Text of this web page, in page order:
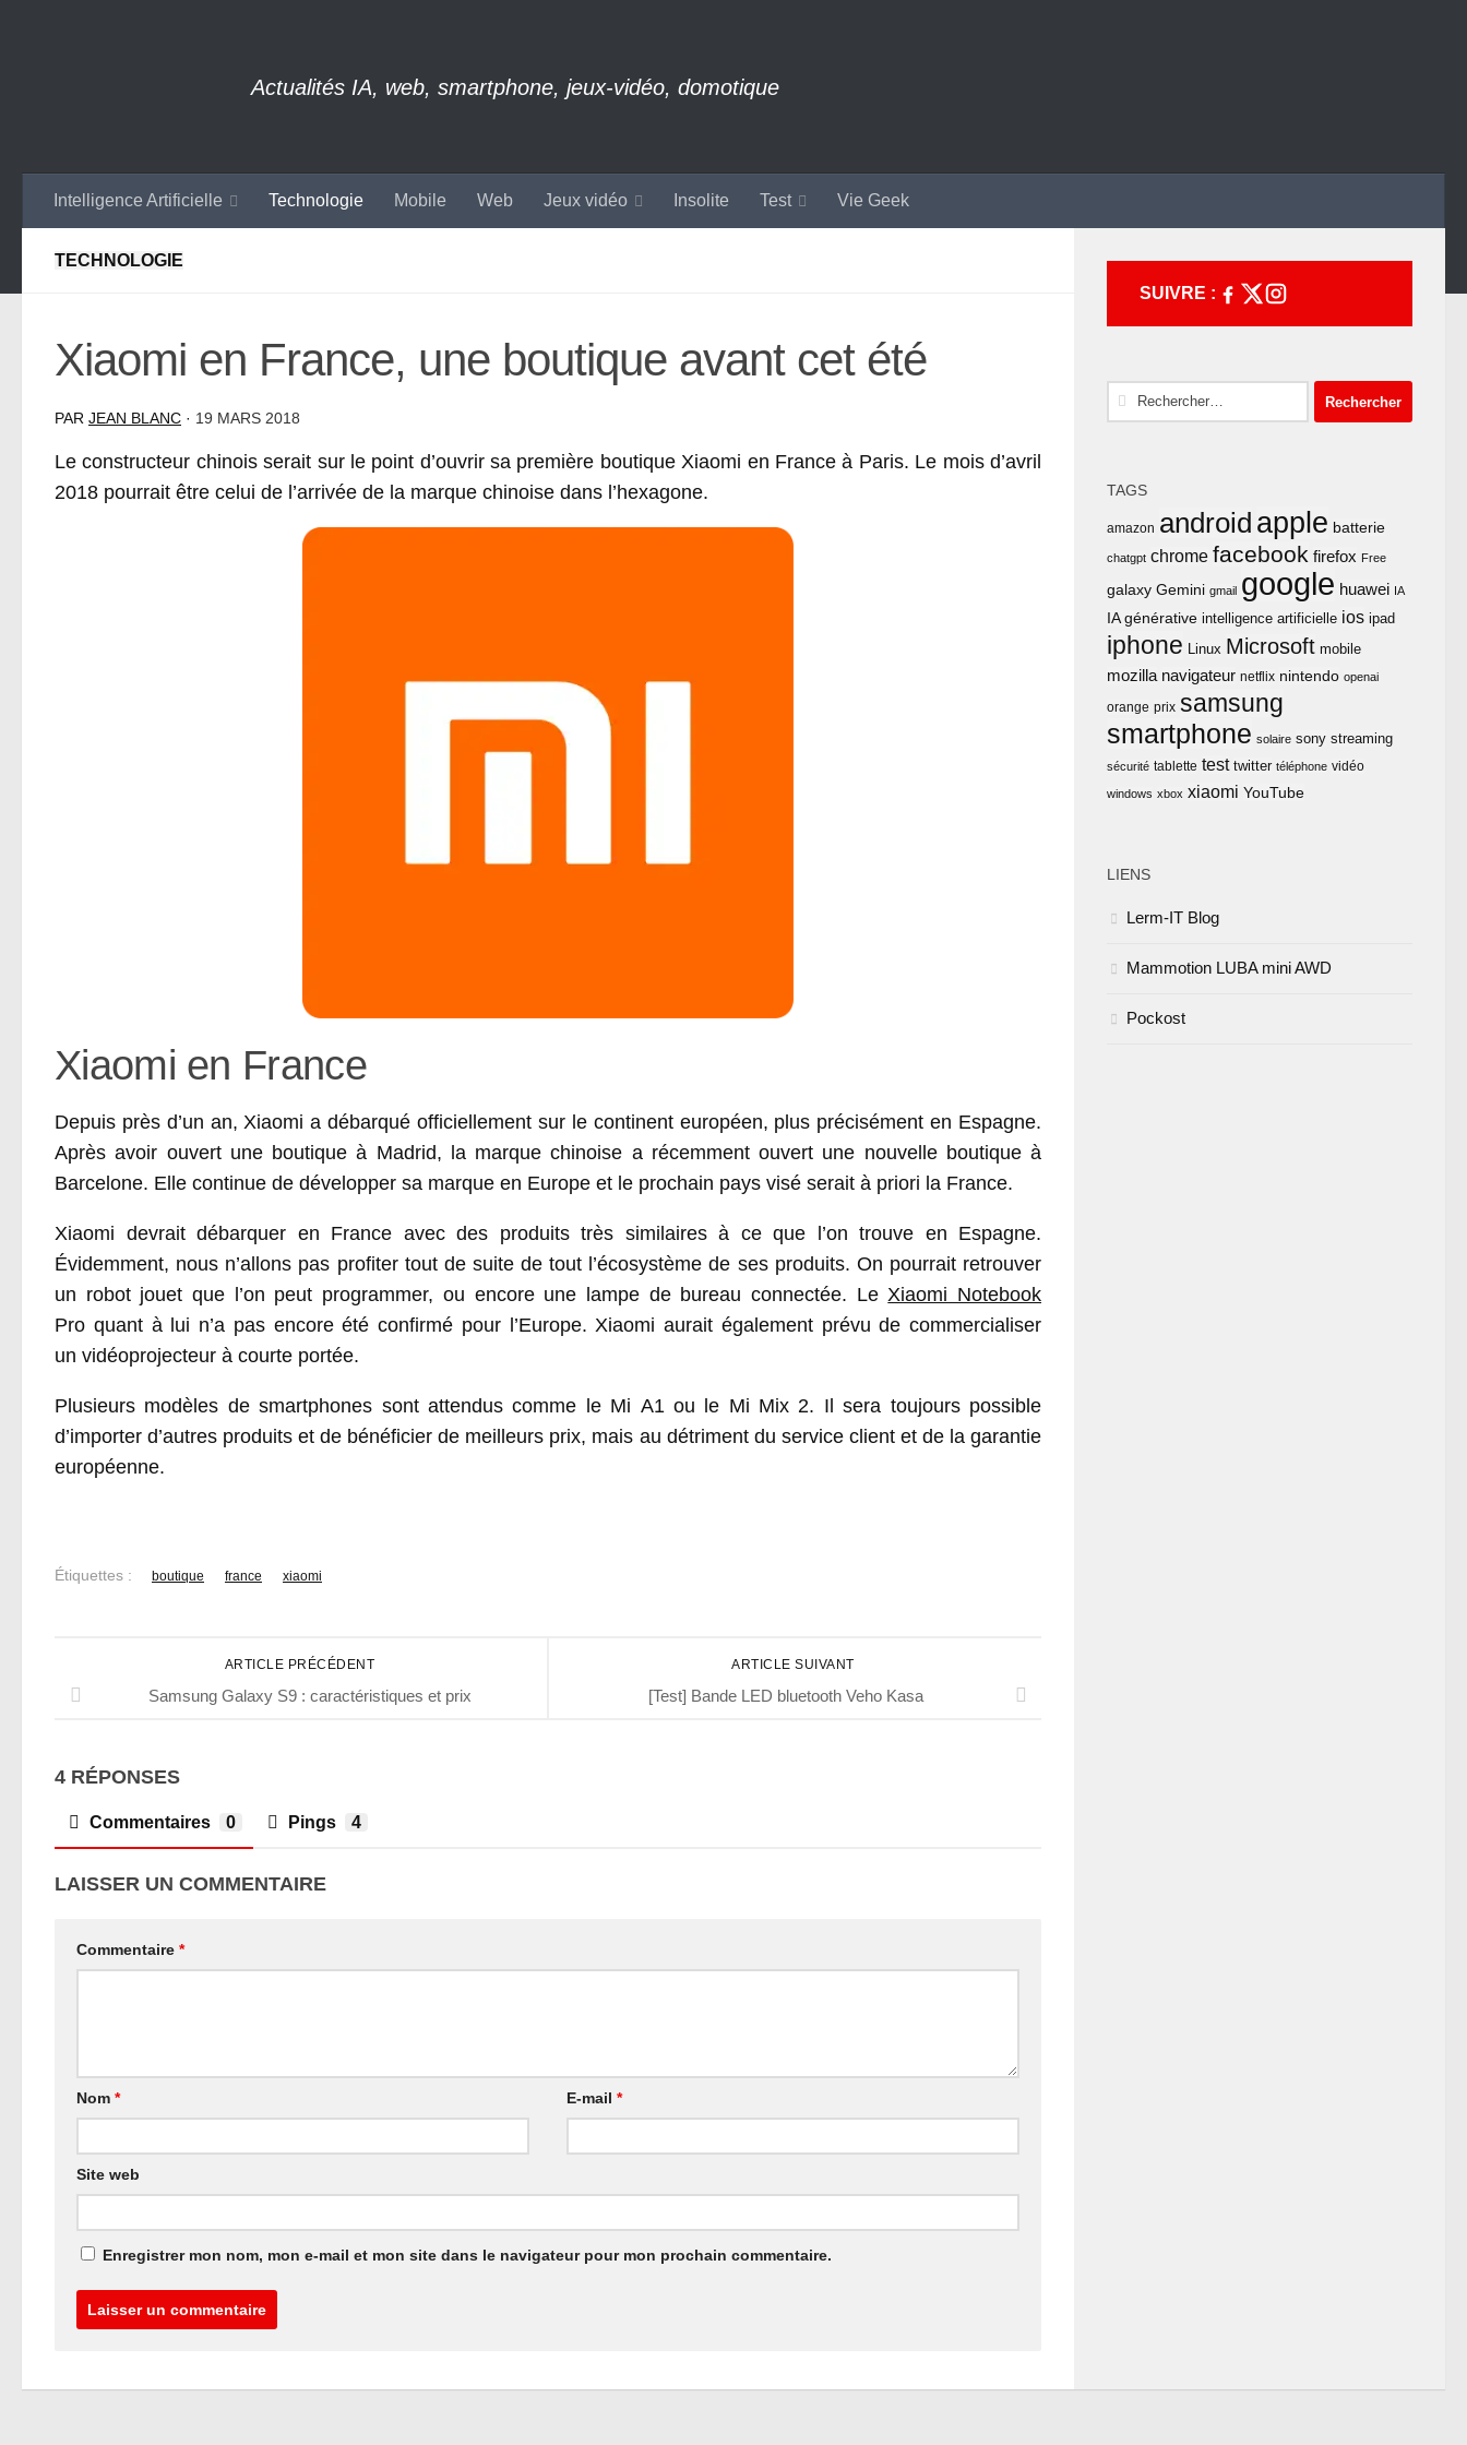
Actualités IA, web, smartphone, jeux-vidéo, domotique
Intelligence Artificielle Technologie Mobile Web Jeux vidéo Insolite Test Vie Geek
TECHNOLOGIE
Xiaomi en France, une boutique avant cet été
PAR JEAN BLANC · 19 MARS 2018
Le constructeur chinois serait sur le point d’ouvrir sa première boutique Xiaomi en France à Paris. Le mois d’avril
2018 pourrait être celui de l’arrivée de la marque chinoise dans l’hexagone.
Xiaomi en France
Depuis près d’un an, Xiaomi a débarqué officiellement sur le continent européen, plus précisément en Espagne.
Après avoir ouvert une boutique à Madrid, la marque chinoise a récemment ouvert une nouvelle boutique à
Barcelone. Elle continue de développer sa marque en Europe et le prochain pays visé serait à priori la France.
Xiaomi devrait débarquer en France avec des produits très similaires à ce que l’on trouve en Espagne.
Évidemment, nous n’allons pas profiter tout de suite de tout l’écosystème de ses produits. On pourrait retrouver
un robot jouet que l’on peut programmer, ou encore une lampe de bureau connectée. LeXiaomi Notebook
Pro quant à lui n’a pas encore été confirmé pour l’Europe. Xiaomi aurait également prévu de commercialiser
un vidéoprojecteur à courte portée.
Plusieurs modèles de smartphones sont attendus comme le Mi A1 ou le Mi Mix 2. Il sera toujours possible
d’importer d’autres produits et de bénéficier de meilleurs prix, mais au détriment du service client et de la garantie
européenne.
Étiquettes : boutique france xiaomi
ARTICLE SUIVANT
[Test] Bande LED bluetooth Veho Kasa
ARTICLE PRÉCÉDENT
Samsung Galaxy S9 : caractéristiques et prix
4 RÉPONSES
Commentaires 0 Pings 4
LAISSER UN COMMENTAIRE
Commentaire *
Nom * E-mail*
Site web
Enregistrer mon nom, mon e-mail et mon site dans le navigateur pour mon prochain commentaire.
SUIVRE :
Rechercher :
TAGS
amazon android apple batterie
chatgpt chrome facebook firefox Free
galaxy Gemini gmail google huawei IA
IA générative intelligence artificielle ios ipad
iphone Linux Microsoft mobile
mozilla navigateur netflix nintendo openai
orange prix samsung
smartphone solaire sony streaming
sécurité tablette test twitter téléphone vidéo
windows xbox xiaomi YouTube
LIENS
Lerm-IT Blog
Mammotion LUBA mini AWD
Pockost